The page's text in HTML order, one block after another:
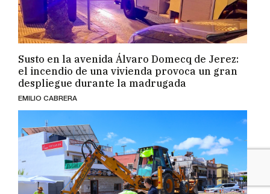
Susto en la avenida Álvaro Domecq de Jerez:
el incendio de una vivienda provoca un gran
despliegue durante la madrugada
EMILIO CABRERA